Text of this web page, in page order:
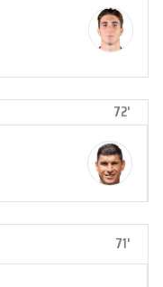
72'
71'